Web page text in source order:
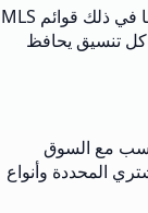
أنشئ أوصافًا مصممة خصيصًا لمنصات مختلفة بما في ذلك قوائم MLS
كل تنسيق يحافظ
مع السوق
المحددة وأنواع